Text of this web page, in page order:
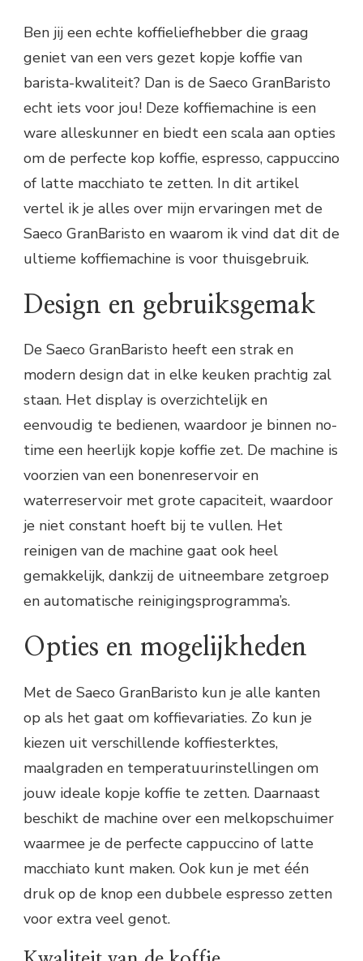
Ben jij een echte koffieliefhebber die graag
geniet van een vers gezet kopje koffie van
barista-kwaliteit? Dan is de Saeco GranBaristo
echt iets voor jou! Deze koffiemachine is een
ware alleskunner en biedt een scala aan opties
om de perfecte kop koffie, espresso, cappuccino
of latte macchiato te zetten. In dit artikel
vertel ik je alles over mijn ervaringen met de
Saeco GranBaristo en waarom ik vind dat dit de
ultieme koffiemachine is voor thuisgebruik.
Design en gebruiksgemak
De Saeco GranBaristo heeft een strak en
modern design dat in elke keuken prachtig zal
staan. Het display is overzichtelijk en
eenvoudig te bedienen, waardoor je binnen no-
time een heerlijk kopje koffie zet. De machine is
voorzien van een bonenreservoir en
waterreservoir met grote capaciteit, waardoor
je niet constant hoeft bij te vullen. Het
reinigen van de machine gaat ook heel
gemakkelijk, dankzij de uitneembare zetgroep
en automatische reinigingsprogramma’s.
Opties en mogelijkheden
Met de Saeco GranBaristo kun je alle kanten
op als het gaat om koffievariaties. Zo kun je
kiezen uit verschillende koffiesterktes,
maalgraden en temperatuurinstellingen om
jouw ideale kopje koffie te zetten. Daarnaast
beschikt de machine over een melkopschuimer
waarmee je de perfecte cappuccino of latte
macchiato kunt maken. Ook kun je met één
druk op de knop een dubbele espresso zetten
voor extra veel genot.